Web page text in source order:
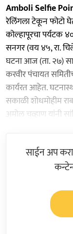
Amboli Selfie
रेलिंगला टेकून फोटो
कोल्हापूरचा पर्यटक
सनगर (वय ४५, रा.
घटना आज (ता. २७)
करवीर पंचायत
कार्यरत आहेत.
सकाळी शोधमोहीम
अमोल चव्हाण यांनी
साईन अप